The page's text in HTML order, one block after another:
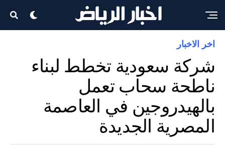
اخر الاخبار
شركة سعودية تخطط لبناء
ناطحة سحاب تعمل
بالهيدروجين في العاصمة
المصرية الجديدة